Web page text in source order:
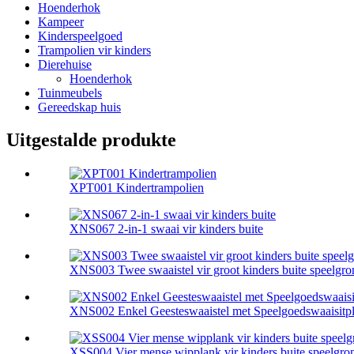
Hoenderhok
Kampeer
Kinderspeelgoed
Trampolien vir kinders
Dierehuise
Hoenderhok
Tuinmeubels
Gereedskap huis
Uitgestalde produkte
XPT001 Kindertrampolien
XNS067 2-in-1 swaai vir kinders buite
XNS003 Twee swaaistel vir groot kinders buite
XNS002 Enkel Geesteswaaistel met